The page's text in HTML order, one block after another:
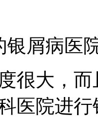
银屑病医
很大，
医院进